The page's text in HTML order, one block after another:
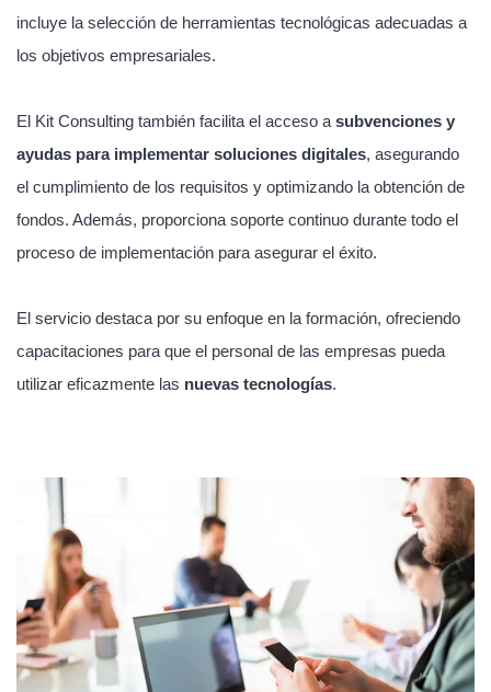
incluye la selección de herramientas tecnológicas adecuadas a
los objetivos empresariales.
El Kit Consulting también facilita el acceso a subvenciones y
ayudas para implementar soluciones digitales, asegurando
el cumplimiento de los requisitos y optimizando la obtención de
fondos. Además, proporciona soporte continuo durante todo el
proceso de implementación para asegurar el éxito.
El servicio destaca por su enfoque en la formación, ofreciendo
capacitaciones para que el personal de las empresas pueda
utilizar eficazmente las nuevas tecnologías.